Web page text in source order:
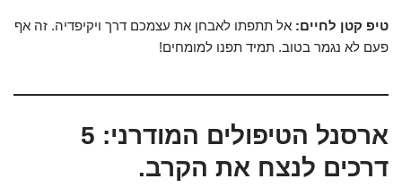
טיפ קטן לחיים: אל תתפתו לאבחן את עצמכם דרך ויקיפדיה. זה אף
פעם לא נגמר בטוב. תמיד תפנו למומחים!
ארסנל הטיפולים המודרני: 5
דרכים לנצח את הקרב.